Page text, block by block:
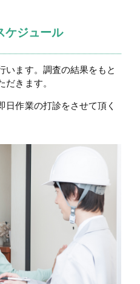
ケジュール
います。調査の結果をもと
だきます。
日作業の打診をさせて頂く